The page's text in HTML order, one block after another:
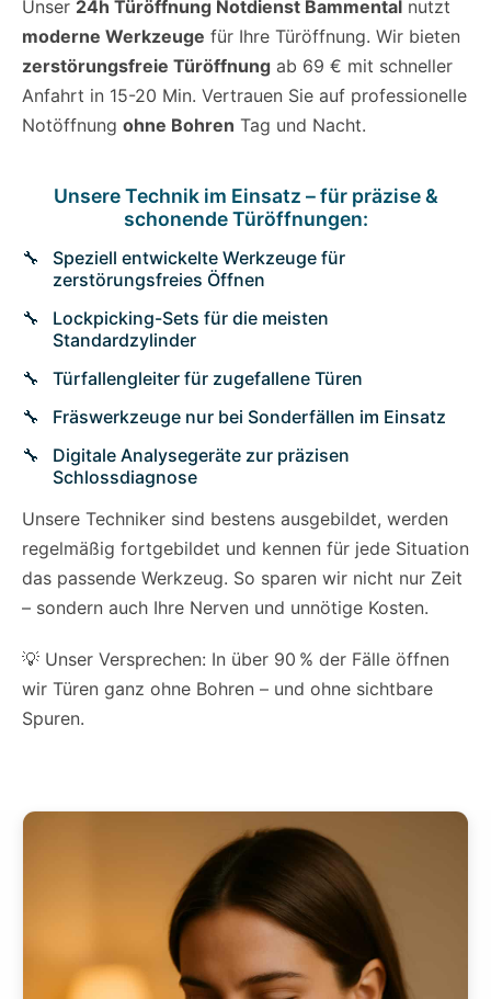
Unser 24h Türöffnung Notdienst Bammental nutzt
moderne Werkzeuge für Ihre Türöffnung. Wir bieten
zerstörungsfreie Türöffnung ab 69 € mit schneller
Anfahrt in 15-20 Min. Vertrauen Sie auf professionelle
Notöffnung ohne Bohren Tag und Nacht.
Unsere Technik im Einsatz – für präzise &
schonende Türöffnungen:
Speziell entwickelte Werkzeuge für
zerstörungsfreies Öffnen
Lockpicking-Sets für die meisten
Standardzylinder
Türfallengleiter für zugefallene Türen
Fräswerkzeuge nur bei Sonderfällen im Einsatz
Digitale Analysegeräte zur präzisen
Schlossdiagnose
Unsere Techniker sind bestens ausgebildet, werden
regelmäßig fortgebildet und kennen für jede Situation
das passende Werkzeug. So sparen wir nicht nur Zeit
– sondern auch Ihre Nerven und unnötige Kosten.
💡 Unser Versprechen: In über 90 % der Fälle öffnen
wir Türen ganz ohne Bohren – und ohne sichtbare
Spuren.